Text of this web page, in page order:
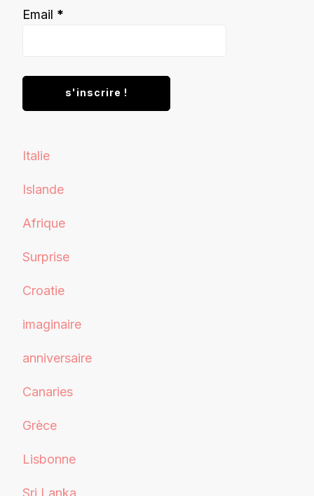
Email *
Italie
Islande
Afrique
Surprise
Croatie
imaginaire
anniversaire
Canaries
Grèce
Lisbonne
Sri Lanka